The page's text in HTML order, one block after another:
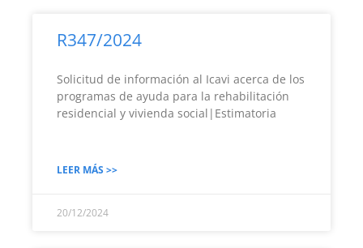
R347/2024
Solicitud de información al Icavi acerca de los
programas de ayuda para la rehabilitación
residencial y vivienda social|Estimatoria
LEER MÁS >>
20/12/2024